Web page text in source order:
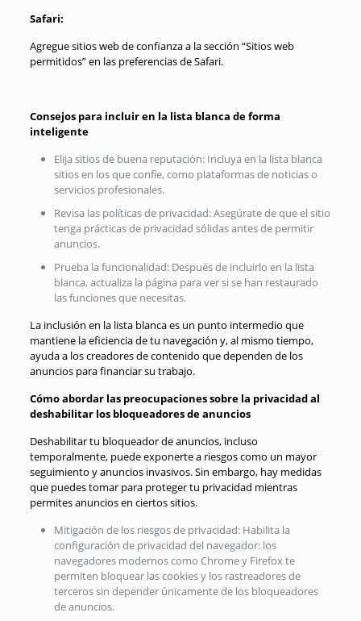
Safari:
Agregue sitios web de confianza a la sección “Sitios web
permitidos” en las preferencias de Safari.
Consejos para incluir en la lista blanca de forma
inteligente
Elija sitios de buena reputación: Incluya en la lista blanca
sitios en los que confíe, como plataformas de noticias o
servicios profesionales.
Revisa las políticas de privacidad: Asegúrate de que el sitio
tenga prácticas de privacidad sólidas antes de permitir
anuncios.
Prueba la funcionalidad: Después de incluirlo en la lista
blanca, actualiza la página para ver si se han restaurado
las funciones que necesitas.
La inclusión en la lista blanca es un punto intermedio que
mantiene la eficiencia de tu navegación y, al mismo tiempo,
ayuda a los creadores de contenido que dependen de los
anuncios para financiar su trabajo.
Cómo abordar las preocupaciones sobre la privacidad al
deshabilitar los bloqueadores de anuncios
Deshabilitar tu bloqueador de anuncios, incluso
temporalmente, puede exponerte a riesgos como un mayor
seguimiento y anuncios invasivos. Sin embargo, hay medidas
que puedes tomar para proteger tu privacidad mientras
permites anuncios en ciertos sitios.
Mitigación de los riesgos de privacidad: Habilita la
configuración de privacidad del navegador: los
navegadores modernos como Chrome y Firefox te
permiten bloquear las cookies y los rastreadores de
terceros sin depender únicamente de los bloqueadores
de anuncios.